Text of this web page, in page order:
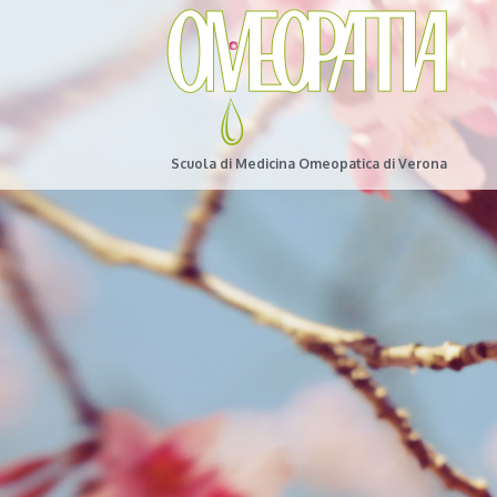
Scuola di Medicina Omeopatica di Verona